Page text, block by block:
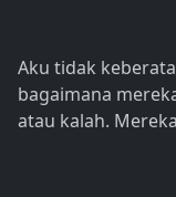
Aku tidak
bagaimana
atau kalah.